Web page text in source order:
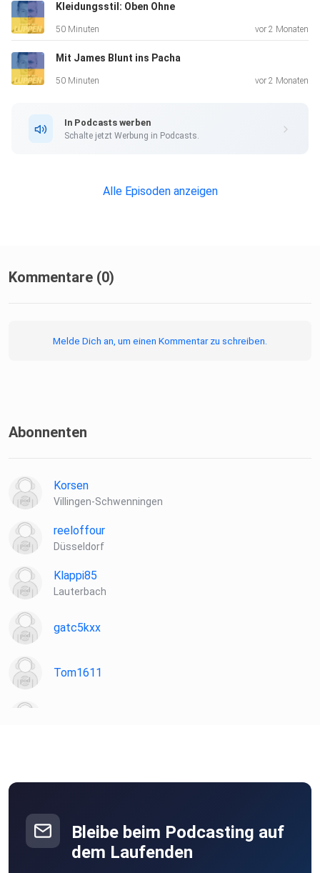
Kleidungsstil: Oben Ohne
50 Minuten vor 2 Monaten
Mit James Blunt ins Pacha
50 Minuten vor 2 Monaten
In Podcasts werben
Schalte jetzt Werbung in Podcasts.
Alle Episoden anzeigen
Kommentare (0)
Melde Dich an, um einen Kommentar zu schreiben.
Abonnenten
Korsen
Villingen-Schwenningen
reeloffour
Düsseldorf
Klappi85
Lauterbach
gatc5kxx
Tom1611
Ganderkesee
8zm3btno
Bleibe beim Podcasting auf
dem Laufenden